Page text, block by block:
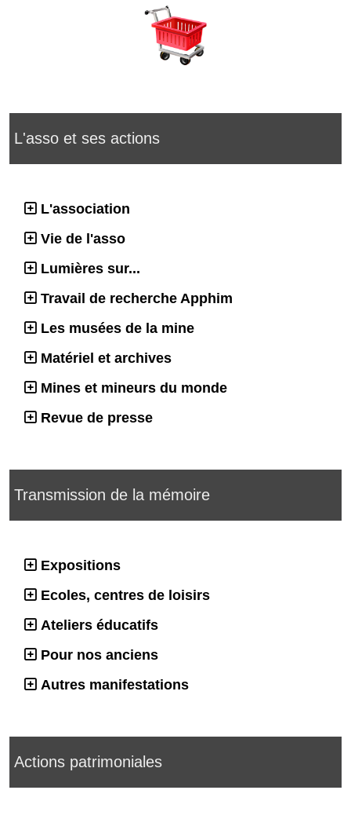
L'asso et ses actions
L'association
Vie de l'asso
Lumières sur...
Travail de recherche Apphim
Les musées de la mine
Matériel et archives
Mines et mineurs du monde
Revue de presse
Transmission de la mémoire
Expositions
Ecoles, centres de loisirs
Ateliers éducatifs
Pour nos anciens
Autres manifestations
Actions patrimoniales